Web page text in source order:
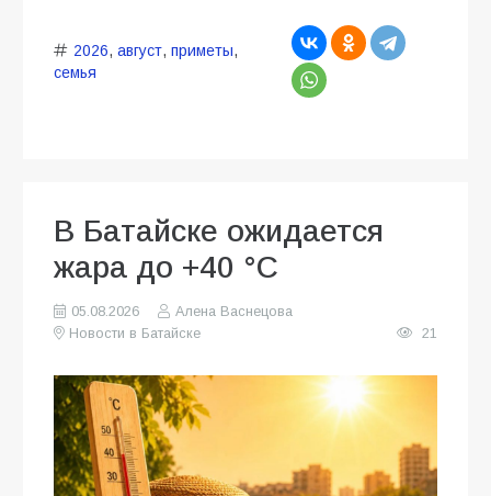
2026, август, приметы,
семья
В Батайске ожидается
жара до +40 °C
05.08.2026
Алена Васнецова
Новости в Батайске
21